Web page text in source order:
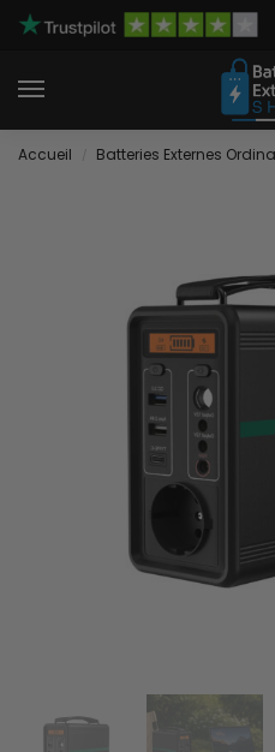
Accueil Batteries Externes